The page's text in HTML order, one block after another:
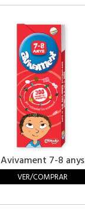
Avivament 7-8 anys
VER/COMPRAR